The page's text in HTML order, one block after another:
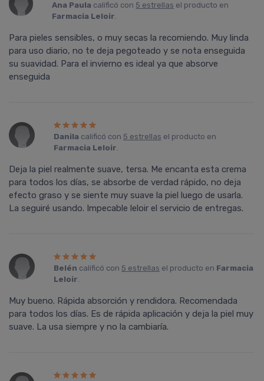
Ana Paula calificó con 5 estrellas el producto en
Farmacia Leloir.
Para pieles sensibles, o muy secas la recomiendo. Muy linda
para uso diario, no te deja pegoteado y se nota enseguida
su suavidad. Para el invierno es ideal ya que absorve
enseguida
Danila calificó con 5 estrellas el producto en
Farmacia Leloir.
Deja la piel realmente suave, tersa. Me encanta esta crema
para todos los días, se absorbe de verdad rápido, no deja
efecto graso y se siente muy suave la piel luego de usarla.
La seguiré usando. Impecable leloir el servicio de entregas.
Belén calificó con 5 estrellas el producto en Farmacia
Leloir.
Muy bueno. Rápida absorción y rendidora. Recomendada
para todos los días. Es de rápida aplicación y deja la piel muy
suave. La usa siempre y no la cambiaría.